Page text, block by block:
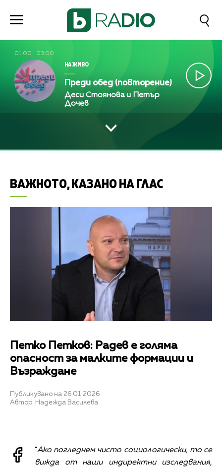
01:00 03:00
НА ЖИВО
Преди обед (повторение)
Деси Стоянова и Петър
Дочев
ВАЖНОТО, КАЗАНО НА ГЛАС
Петко Петков: Радев е голяма
опасност за малките формации и
Възраждане
Публикувано на 26.01.2026
Автор: Надежда Василева
"Ако погледнем чисто социологически, то се
вижда от наши индиректни изследвания,